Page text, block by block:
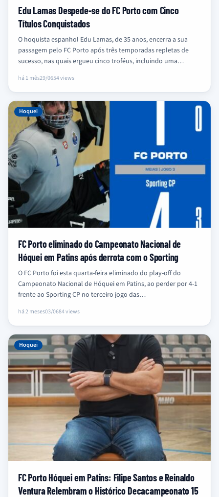
Edu Lamas Despede-se do FC Porto com Cinco
Títulos Conquistados
O hoquista espanhol Edu Lamas, de 35 anos, encerra a sua
passagem pelo FC Porto após três temporadas repletas de
sucesso, nas quais ergueu cinco troféus, incluindo uma…
há 1 mês29/0654 views
Hoquei
FC Porto eliminado do Campeonato Nacional de
Hóquei em Patins após derrota com o Sporting
O FC Porto foi esta quarta-feira eliminado do play-off do
Campeonato Nacional de Hóquei em Patins, ao perder por 4-1
frente ao Sporting CP no terceiro jogo das…
há 2 meses03/0684 views
Hoquei
FC Porto Hóquei em Patins: Filipe Santos e Reinaldo
Ventura Relembram o Histórico Decacampeonato 15